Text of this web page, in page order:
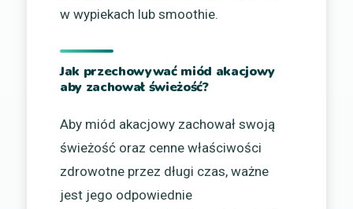
w wypiekach lub smoothie.
Jak przechowywać miód akacjowy
aby zachował świeżość?
Aby miód akacjowy zachował swoją
świeżość oraz cenne właściwości
zdrowotne przez długi czas, ważne
jest jego odpowiednie